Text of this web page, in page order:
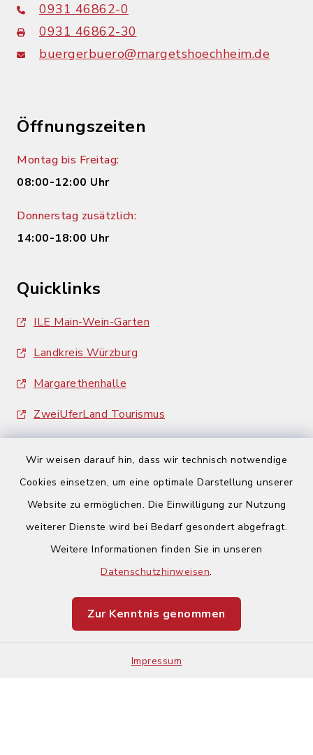
Wir weisen darauf hin, dass wir technisch notwendige
Cookies einsetzen, um eine optimale Darstellung unserer
Website zu ermöglichen. Die Einwilligung zur Nutzung
weiterer Dienste wird bei Bedarf gesondert abgefragt.
Weitere Informationen finden Sie in unseren
Datenschutzhinweisen.
Zur Kenntnis genommen
Impressum
0931 46862-0
0931 46862-30
buergerbuero@margetshoechheim.de
Öffnungszeiten
Montag bis Freitag:
08:00-12:00 Uhr
Donnerstag zusätzlich:
14:00-18:00 Uhr
Quicklinks
ILE Main-Wein-Garten
Landkreis Würzburg
Margarethenhalle
ZweiUferLand Tourismus
Barrierefreiheit
Impressum
Sitemap